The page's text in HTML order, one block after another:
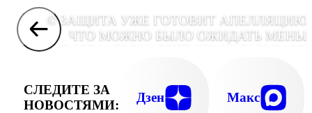
© ЗАЩИТА УЖЕ ГОТОВИТ
ЧТО МОЖНО БЫЛО ОЖИДАТЬ
СЛЕДИТЕ ЗА
НОВОСТЯМИ:
Дзен Макс